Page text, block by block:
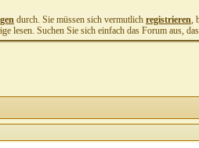
durch. Sie müssen sich vermutlich registrieren,
lesen. Suchen Sie sich einfach das Forum aus,